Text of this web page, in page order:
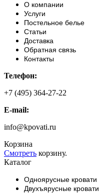
О компании
Услуги
Постельное белье
Статьи
Доставка
Обратная связь
Контакты
Телефон:
+7 (495) 364-27-22
E-mail:
info@kpovati.ru
Корзина
Смотреть корзину.
Каталог
Одноярусные кровати
Двухъярусные кровати